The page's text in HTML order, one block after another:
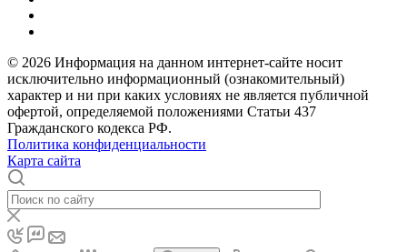
© 2026 Информация на данном интернет-сайте носит
исключительно информационный (ознакомительный)
характер и ни при каких условиях не является публичной
офертой, определяемой положениями Статьи 437
Гражданского кодекса РФ.
Политика конфиденциальности
Карта сайта